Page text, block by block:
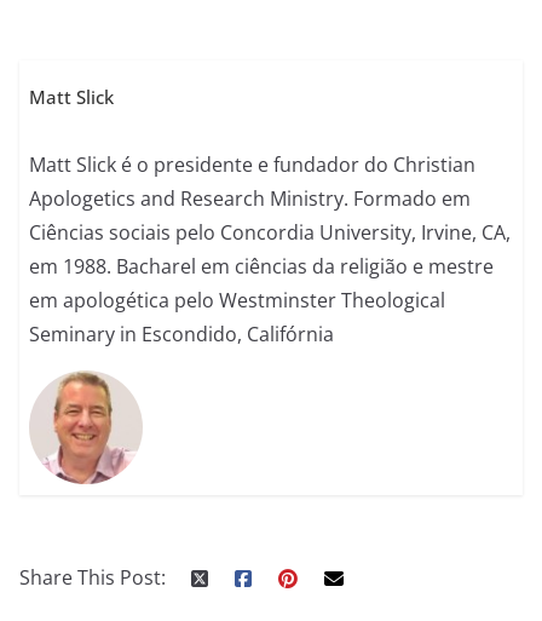
Matt Slick
Matt Slick é o presidente e fundador do Christian
Apologetics and Research Ministry. Formado em
Ciências sociais pelo Concordia University, Irvine, CA,
em 1988. Bacharel em ciências da religião e mestre
em apologética pelo Westminster Theological
Seminary in Escondido, Califórnia
Share This Post: